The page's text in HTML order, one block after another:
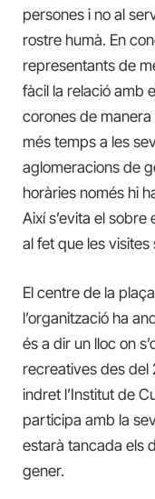
persones i no al
rostre humà. En
representants de
fàcil la relació amb
corones de
més temps a les
aglomeracions de
horàries només hi
Així s’evita el
al fet que les
El centre de la
l’organització ha
és a dir un lloc on
recreatives des del
indret l’Institut de
participa amb la
estarà tancada els
gener.